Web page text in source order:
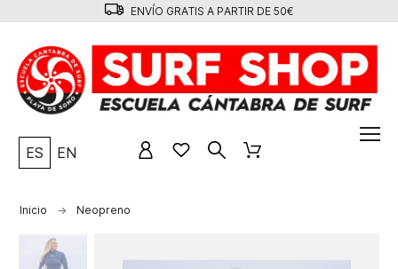
ENVÍO GRATIS A PARTIR DE 50€
ES EN
Inicio Neopreno